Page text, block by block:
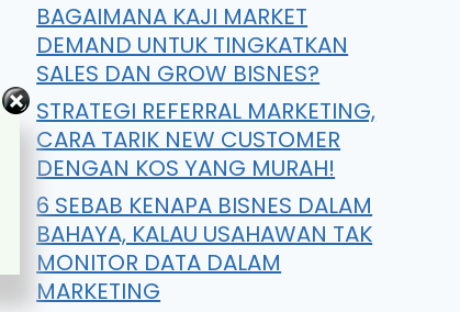
BAGAIMANA KAJI MARKET
DEMAND UNTUK TINGKATKAN
SALES DAN GROW BISNES?
STRATEGI REFERRAL MARKETING,
CARA TARIK NEW CUSTOMER
DENGAN KOS YANG MURAH!
6 SEBAB KENAPA BISNES DALAM
BAHAYA, KALAU USAHAWAN TAK
MONITOR DATA DALAM
MARKETING